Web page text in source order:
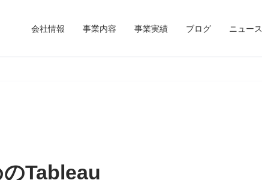
会社情報 事業内容 事業実績 ブログ ニュース
Tableau